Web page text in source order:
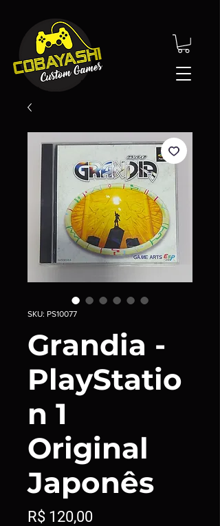
SKU: PS10077
Grandia -
PlayStatio
n 1
Original
Japonês
R$ 120,00Preço